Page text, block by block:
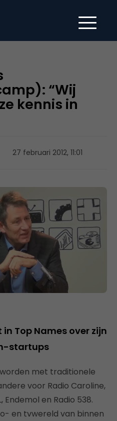
“Wij
kennis in
27 februari 2012, 11:01
Top Names over zijn
startups
met traditionele
voor Radio Caroline,
Endemol en Radio 538.
en tvwereld van binnen